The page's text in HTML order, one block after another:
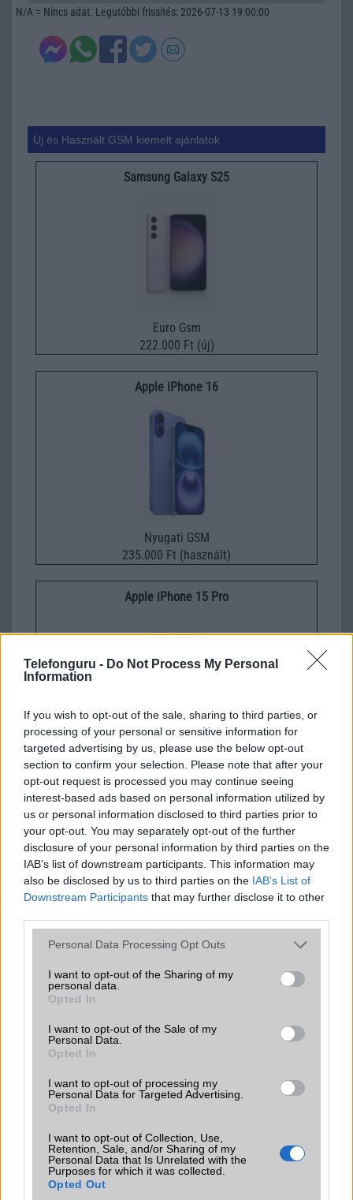
Telefonguru - Do Not Process My Personal
Information
If you wish to opt-out of the sale, sharing to third parties, or
processing of your personal or sensitive information for
targeted advertising by us, please use the below opt-out
section to confirm your selection. Please note that after your
opt-out request is processed you may continue seeing
interest-based ads based on personal information utilized by
us or personal information disclosed to third parties prior to
your opt-out. You may separately opt-out of the further
disclosure of your personal information by third parties on the
IAB’s list of downstream participants. This information may
also be disclosed by us to third parties on the IAB’s List of
Downstream Participants that may further disclose it to other
Please note that this website/app uses one or more Google
not limited to your visit or usage behaviour. You may click to
grant or deny consent to Google and its third-party tags to
use your data for below specified purposes in below Google
consent section.
Personal Data Processing Opt Outs
I want to opt-out of the Sharing of my
personal data.
Opted In
I want to opt-out of the Sale of my
Personal Data.
Opted In
I want to opt-out of processing my
Personal Data for Targeted Advertising.
Opted In
I want to opt-out of Collection, Use,
Retention, Sale, and/or Sharing of my
Personal Data that Is Unrelated with the
Purposes for which it was collected.
Opted Out
N/A = Nincs adat. Legutóbbi frissítés: 2026-07-13 19:00:00
Új és Használt GSM kiemelt ajánlatok
Samsung Galaxy S25
Euro Gsm
222.000 Ft (új)
Apple iPhone 16
Nyugati GSM
235.000 Ft (használt)
Apple iPhone 15 Pro
Nyugati GSM
280.000 Ft (új)
Szityu
2010-3-16 22:21:17
Jól néz ki. De biztosan baromi drága lesz mivel uj széria
Pogacsa
A külhoni weboldalak hírei szerint 135$ lesz a nettó ára. Márpedig
Nokiadriver
2010-3-17 14:21:16
lesz az 45E HUF körüli is(a szolgáltatók is ráteszik a saját
"kis"hasznukat!!!)